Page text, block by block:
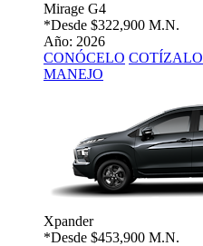
Mirage G4
*Desde $322,900 M.N.
Año: 2026
CONÓCELO COTÍZALO
MANEJO
Xpander
*Desde $453,900 M.N.